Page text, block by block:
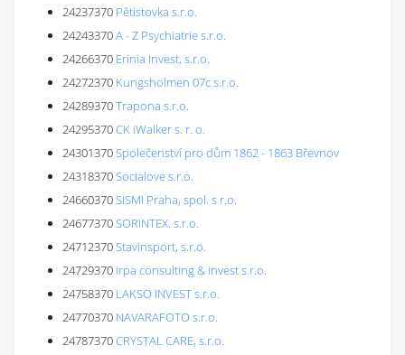
24237370 Pětistovka s.r.o.
24243370A - Z Psychiatrie s.r.o.
24266370 Erinia Invest, s.r.o.
24272370 Kungsholmen 07c s.r.o.
24289370Trapona s.r.o.
24295370CK iWalker s. r. o.
24301370Společenství pro dům 1862 - 1863 Břevnov
24318370Socialove s.r.o.
24660370SISMI Praha, spol. s r.o.
24677370SORINTEX. s.r.o.
24712370Stavinsport, s.r.o.
24729370 irpa consulting & invest s.r.o.
24758370 LAKSO INVEST s.r.o.
24770370 NAVARAFOTO s.r.o.
24787370CRYSTAL CARE, s.r.o.